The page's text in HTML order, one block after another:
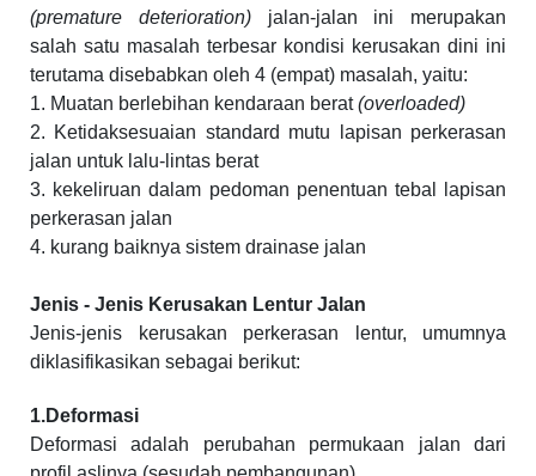
(premature deterioration)jalan-jalan ini merupakan
salah satu masalah terbesar kondisi kerusakan dini ini
terutama disebabkan oleh 4 (empat) masalah, yaitu:
1. Muatan berlebihan kendaraan berat(overloaded)
2. Ketidaksesuaian standard mutu lapisan perkerasan
jalan untuk lalu-lintas berat
3. kekeliruan dalam pedoman penentuan tebal lapisan
perkerasan jalan
4. kurang baiknya sistem drainase jalan
Jenis - Jenis Kerusakan Lentur Jalan
Jenis-jenis kerusakan perkerasan lentur, umumnya
diklasifikasikan sebagai berikut:
1.Deformasi
Deformasi adalah perubahan permukaan jalan dari